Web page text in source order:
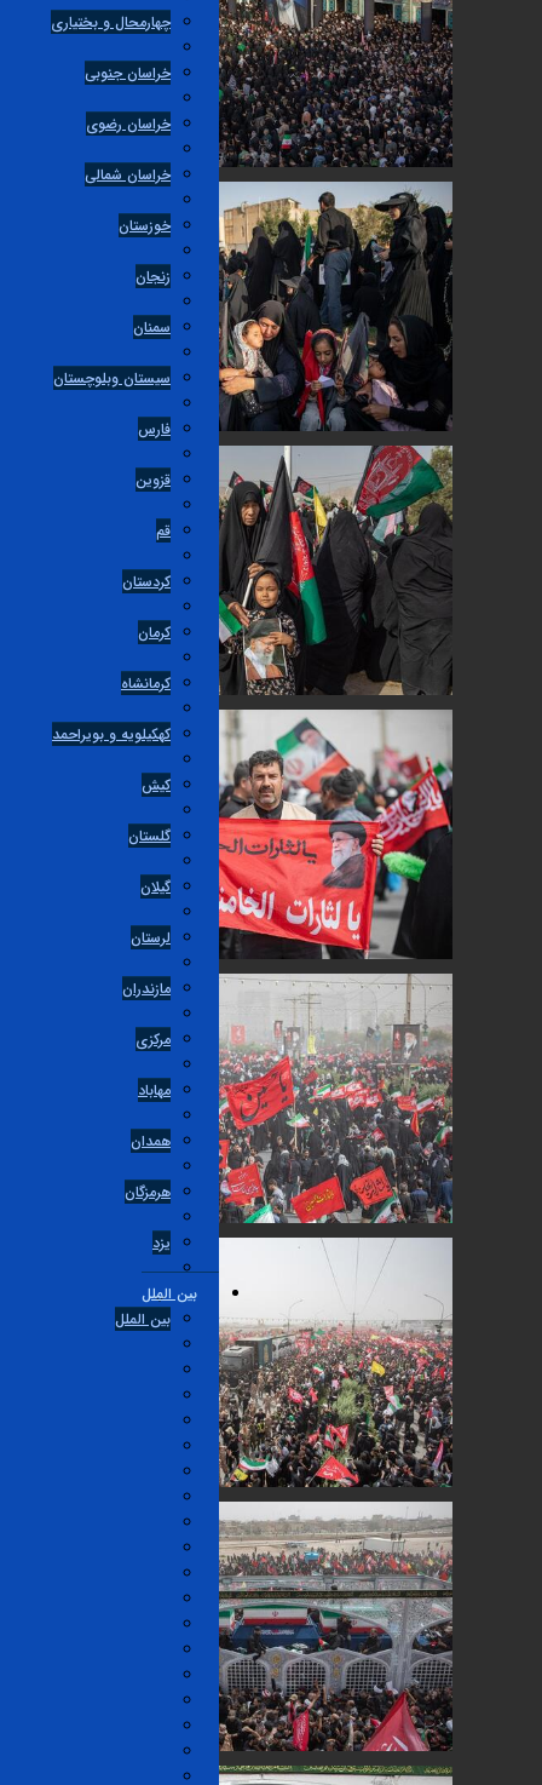
چهارمحال و بختیاری
خراسان جنوبی
خراسان رضوی
خراسان شمالی
خوزستان
زنجان
سمنان
سیستان وبلوچستان
فارس
قزوین
کردستان
کرمان
کرمانشاه
کهکیلویه و بویراحمد
کیش
گلستان
گیلان
لرستان
مازندران
مرکزی
مهاباد
همدان
هرمزگان
بین الملل
بین الملل